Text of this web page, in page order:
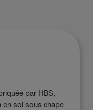
par HBS,
en sol sous chape